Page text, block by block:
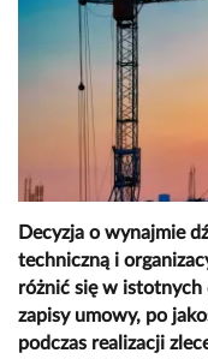
Decyzja o wynajmie
techniczną i
różnić się w istotnych
zapisy umowy, po
podczas realizacji